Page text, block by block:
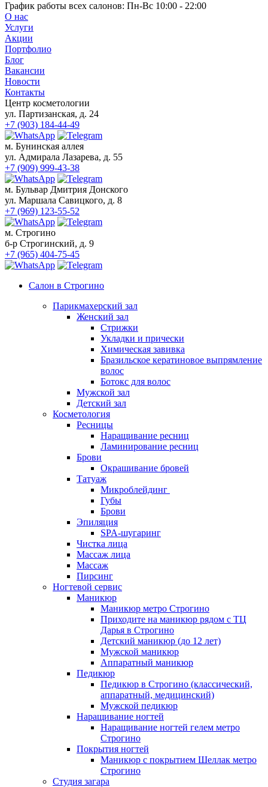
Удаление стержневого мозоля
Лечение онихолизиса
Лечение онихогрифоза
Студия загара
О нас
Услуги
Акции
Портфолио
Блог
Новости
Цены
Контакты
График работы всех салонов: Пн-Вс 10:00 - 22:00
О нас
Услуги
Акции
Портфолио
Блог
Вакансии
Новости
Контакты
Центр косметологии
ул. Партизанская, д. 24
+7 (903) 184-44-49
м. Бунинская аллея
ул. Адмирала Лазарева, д. 55
+7 (909) 999-43-38
м. Бульвар Дмитрия Донского
ул. Маршала Савицкого, д. 8
+7 (969) 123-55-52
м. Строгино
б-р Строгинский, д. 9
+7 (965) 404-75-45
Салон в Строгино
Парикмахерский зал
Женский зал
Стрижки
Укладки и прически
Химическая завивка
Бразильское кератиновое выпрямление
волос
Ботокс для волос
Мужской зал
Детский зал
Косметология
Ресницы
Наращивание ресниц
Ламинирование ресниц
Брови
Окрашивание бровей
Татуаж
Микроблейдинг
Губы
Брови
Эпиляция
SPA-шугаринг
Чистка лица
Массаж лица
Массаж
Пирсинг
Ногтевой сервис
Маникюр
Маникюр метро Строгино
Приходите на маникюр рядом с ТЦ
Дарья в Строгино
Детский маникюр (до 12 лет)
Мужской маникюр
Аппаратный маникюр
Педикюр
Педикюр в Строгино (классический,
аппаратный, медицинский)
Мужской педикюр
Наращивание ногтей
Наращивание ногтей гелем метро
Строгино
Покрытия ногтей
Маникюр с покрытием Шеллак метро
Строгино
Студия загара